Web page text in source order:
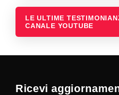
LE ULTIME
CANALE YOUTUBE
Ricevi